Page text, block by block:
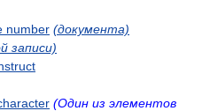
number (документа)
записи)
(Один из элементов